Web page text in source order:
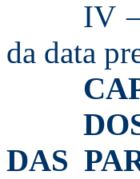
IV
da data
DAS